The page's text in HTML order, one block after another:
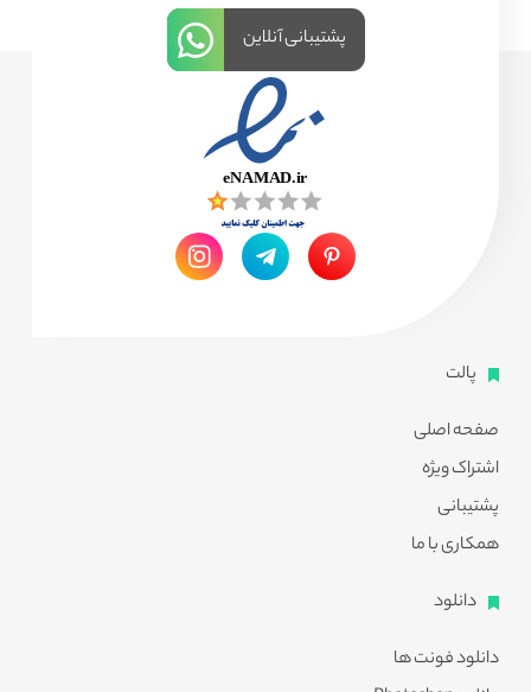
پالت
صفحه اصلی
اشتراک ویژه
پشتیبانی
همکاری با ما
دانلود
دانلود فونت ها
پشتیبانی آنلاین